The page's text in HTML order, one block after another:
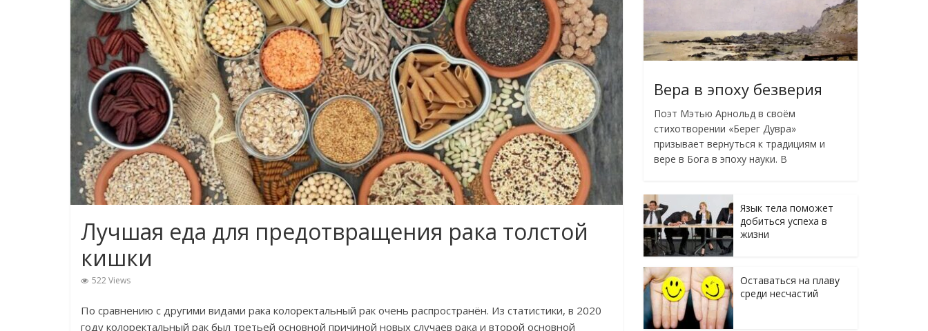
Лучшая еда для предотвращения рака толстой
кишки
522 Views
По сравнению с другими видами рака колоректальный рак очень распространён. Из статистики, в 2020
году колоректальный рак был третьей основной причиной новых случаев рака и второй основной
Вера в эпоху безверия
Поэт Мэтью Арнольд в своём
стихотворении «Берег Дувра»
призывает вернуться к традициям и
вере в Бога в эпоху науки. В
Язык тела поможет
добиться успеха в
жизни
Оставаться на плаву
среди несчастий